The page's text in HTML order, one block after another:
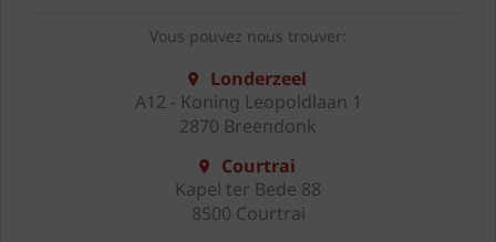
Vous pouvez nous trouver:
Londerzeel
A12 - Koning Leopoldlaan 1
2870 Breendonk
Courtrai
Kapel ter Bede 88
8500 Courtrai